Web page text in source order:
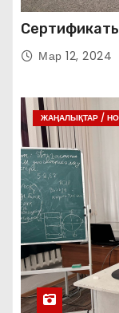
Мар 12, 2024
ЖАҢАЛЫҚТАР /